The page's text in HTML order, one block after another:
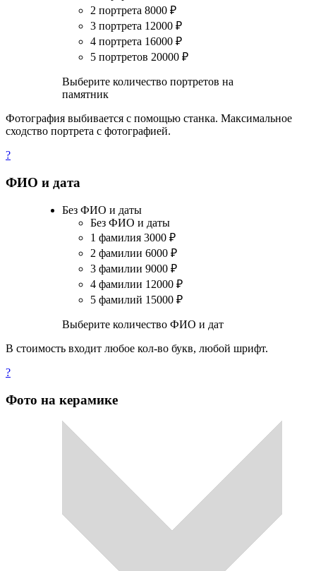
2 портрета 8000 ₽
3 портрета 12000 ₽
4 портрета 16000 ₽
5 портретов 20000 ₽
Выберите количество портретов на
памятник
Фотография выбивается с помощью станка. Максимальное
сходство портрета с фотографией.
?
ФИО и дата
Без ФИО и даты
Без ФИО и даты
1 фамилия 3000 ₽
2 фамилии 6000 ₽
3 фамилии 9000 ₽
4 фамилии 12000 ₽
5 фамилий 15000 ₽
Выберите количество ФИО и дат
В стоимость входит любое кол-во букв, любой шрифт.
?
Фото на керамике